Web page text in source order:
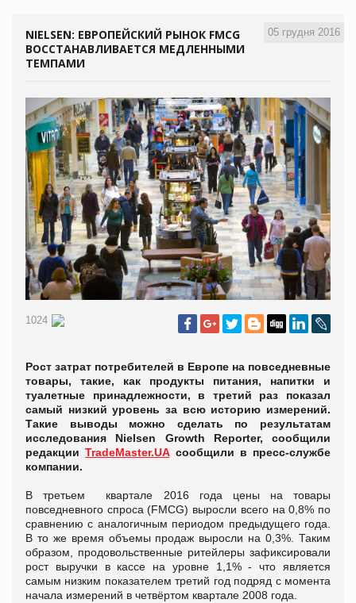
05 грудня 2016
NIELSEN: ЕВРОПЕЙСКИЙ РЫНОК FMCG
ВОССТАНАВЛИВАЕТСЯ МЕДЛЕННЫМИ
ТЕМПАМИ
1024
Рост затрат потребителей в Европе на повседневные
товары, такие, как продукты питания, напитки и
туалетные принадлежности, в третий раз показал
самый низкий уровень за всю историю измерений.
Такие выводы можно сделать по результатам
исследования Nielsen Growth Reporter, сообщили
редакцииTradeMaster.UAсообщили в пресс-службе
компании.
В третьем квартале 2016 года цены на товары
повседневного спроса (FMCG) выросли всего на 0,8% по
сравнению с аналогичным периодом предыдущего года.
В то же время объемы продаж выросли на 0,3%. Таким
образом, продовольственные ритейлеры зафиксировали
рост выручки в кассе на уровне 1,1% - что является
самым низким показателем третий год подряд с момента
начала измерений в четвёртом квартале 2008 года.